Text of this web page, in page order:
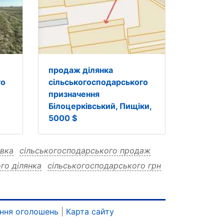
продаж ділянка
сільськогосподарського
призначення
Білоцерківський, Пищіки,
5000 $
сільськогосподарського продаж
ділянка
сільськогосподарського грн
312630 ділянка
оголошень Карта сайту